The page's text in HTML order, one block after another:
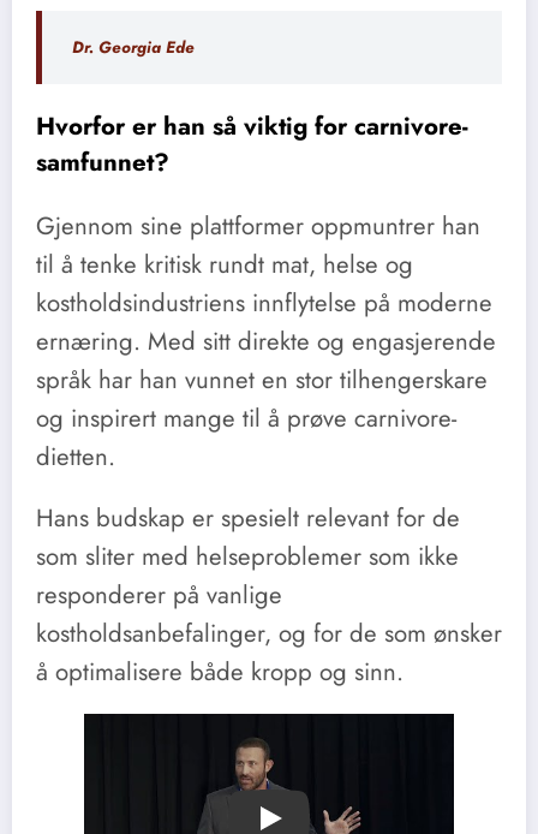
Dr. Georgia Ede
Hvorfor er han så viktig for carnivore-
samfunnet?
Gjennom sine plattformer oppmuntrer han
til å tenke kritisk rundt mat, helse og
kostholdsindustriens innflytelse på moderne
ernæring. Med sitt direkte og engasjerende
språk har han vunnet en stor tilhengerskare
og inspirert mange til å prøve carnivore-
dietten.
Hans budskap er spesielt relevant for de
som sliter med helseproblemer som ikke
responderer på vanlige
kostholdsanbefalinger, og for de som ønsker
å optimalisere både kropp og sinn.